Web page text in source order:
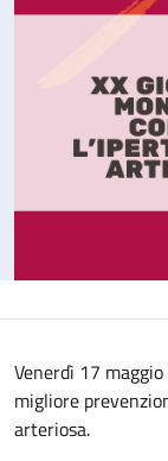
Venerdì 17
migliore
arteriosa.